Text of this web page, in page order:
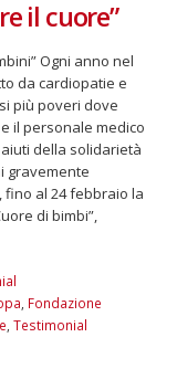
il cuore”
Ogni anno nel
da cardiopatie e
più poveri dove
il personale medico
della solidarietà
gravemente
fino al 24 febbraio la
di bimbi”,
Fondazione
Testimonial